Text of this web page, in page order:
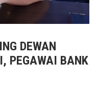
DEWAN
PEGAWAI BANK